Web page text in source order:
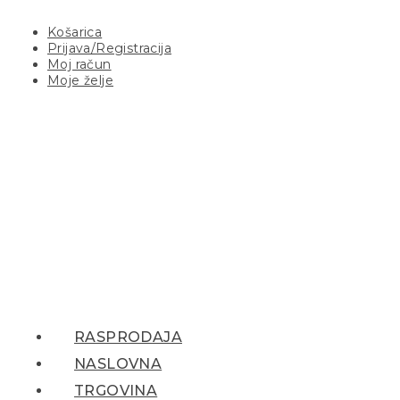
Košarica
Prijava/Registracija
Moj račun
Moje želje
RASPRODAJA
NASLOVNA
TRGOVINA